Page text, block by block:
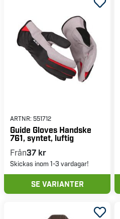
ARTNR: 551712
Guide Gloves Handske
761, syntet, luftig
Från37 kr
Skickas inom 1-3 vardagar!
SE VARIANTER